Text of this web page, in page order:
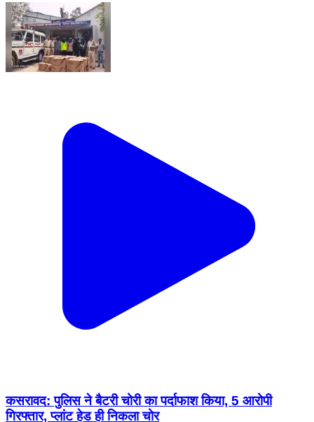
कसरावद: पुलिस ने बैटरी चोरी का पर्दाफाश किया, 5 आरोपी
गिरफ्तार, प्लांट हेड ही निकला चोर